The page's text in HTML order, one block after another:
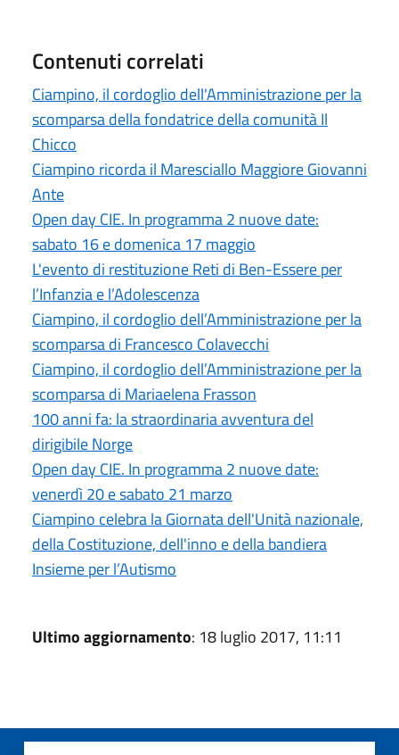
Contenuti correlati
Ciampino, il cordoglio dell'Amministrazione per la
scomparsa della fondatrice della comunità Il
Chicco
Ciampino ricorda il Maresciallo Maggiore Giovanni
Ante
Open day CIE. In programma 2 nuove date:
sabato 16 e domenica 17 maggio
L'evento di restituzione Reti di Ben-Essere per
l’Infanzia e l’Adolescenza
Ciampino, il cordoglio dell’Amministrazione per la
scomparsa di Francesco Colavecchi
Ciampino, il cordoglio dell’Amministrazione per la
scomparsa di Mariaelena Frasson
100 anni fa: la straordinaria avventura del
dirigibile Norge
Open day CIE. In programma 2 nuove date:
venerdì 20 e sabato 21 marzo
Ciampino celebra la Giornata dell'Unità nazionale,
della Costituzione, dell'inno e della bandiera
Insieme per l’Autismo
Ultimo aggiornamento: 18 luglio 2017, 11:11